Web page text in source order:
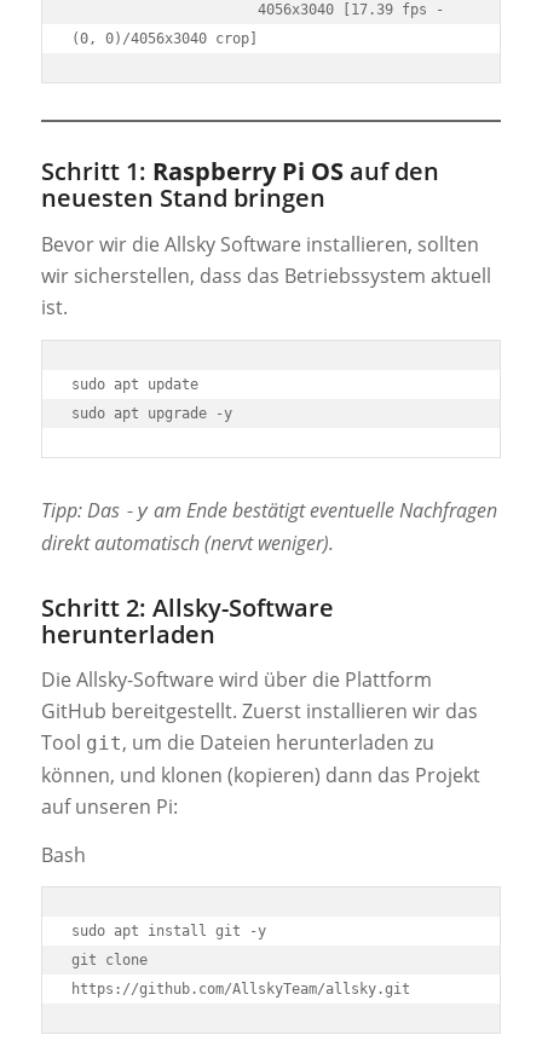
(0, 0)/4056x3040 crop]
Schritt 1: Raspberry Pi OS auf den
neuesten Stand bringen
Bevor wir die Allsky Software installieren, sollten
wir sicherstellen, dass das Betriebssystem aktuell
ist.
sudo apt update
sudo apt upgrade -y
Tipp: Das -yam Ende bestätigt eventuelle Nachfragen
direkt automatisch (nervt weniger).
Schritt 2: Allsky-Software
herunterladen
Die Allsky-Software wird über die Plattform
GitHub bereitgestellt. Zuerst installieren wir das
Tool git, um die Dateien herunterladen zu
können, und klonen (kopieren) dann das Projekt
auf unseren Pi:
Bash
sudo apt install git -y
git clone